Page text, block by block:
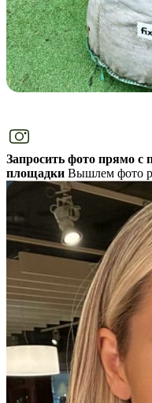
Запросить фото прямо с
площадки Вышлем фото